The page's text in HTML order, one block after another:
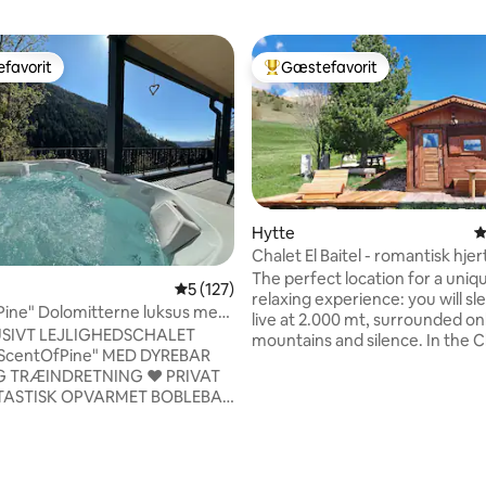
5 ud af 5 i gennemsnitlig bedømmelse,
5 (127)
Dolomitterne luksus med
sauna
LEJLIGHEDSCHALET
MED DYREBAR
♥️ PRIVAT
OPVARMET BOBLEBAD
Bedste gæstefavorit
Gæstefavorit
Hytte
Chalet El Baitel - romantisk
Lusia
The perfect location for a
relaxing experience: you will
live at 2.000 mt, surrounded
mountains and silence. In the